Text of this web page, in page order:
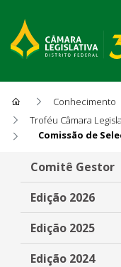
Conhecimento
Troféu Câmara
Comissão de
Comissão
Comitê Gestor
Edição 2026
Edição 2025
Edição 2024